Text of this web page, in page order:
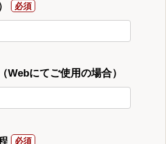
Webにてご使用の場合）